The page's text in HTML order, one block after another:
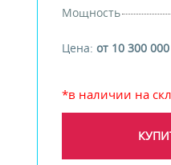
Мощность
Цена:от 10 300
*в наличии на